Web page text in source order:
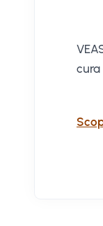
cura